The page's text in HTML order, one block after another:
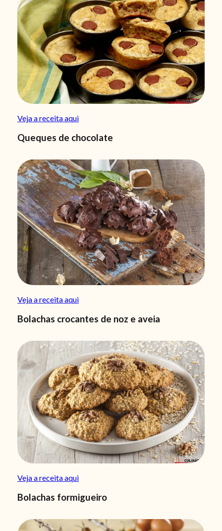
Veja a receita aqui
Queques de chocolate
Veja a receita aqui
Bolachas crocantes de noz e aveia
Veja a receita aqui
Bolachas formigueiro